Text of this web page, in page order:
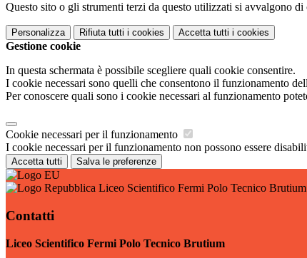
Questo sito o gli strumenti terzi da questo utilizzati si avvalgono
Personalizza Rifiuta tutti i cookies Accetta tutti i cookies
Gestione cookie
In questa schermata è possibile scegliere quali cookie consentire.
I cookie necessari sono quelli che consentono il funzionamento
Per conoscere quali sono i cookie necessari al funzionamento
Cookie necessari per il funzionamento
I cookie necessari per il funzionamento non possono essere
Accetta tutti Salva le preferenze
Liceo Scientifico Fermi Polo Tecnico Brutium
Contatti
Liceo Scientifico Fermi Polo Tecnico Brutium